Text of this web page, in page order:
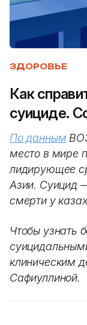
ЗДОРОВЬЕ
Как
суициде.
По данным
место в мире
лидирующее
Азии. Суицид
смерти у
Чтобы узнать
клиническим
Сафиуллиной.